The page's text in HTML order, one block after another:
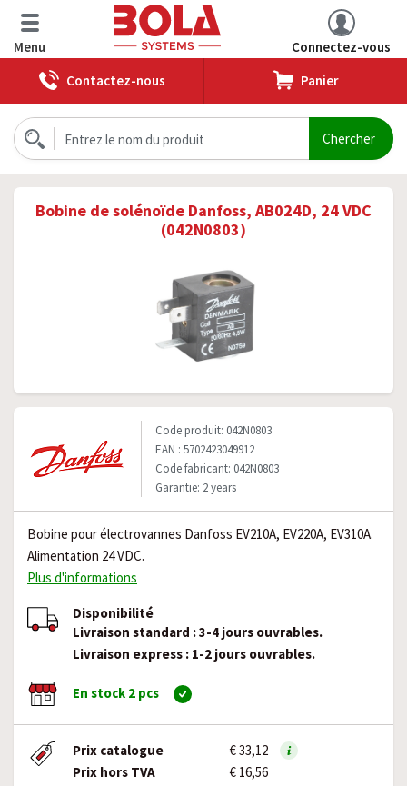
Menu
Connectez-vous
Contactez-nous
Panier
Bobine de solénoïde Danfoss, AB024D, 24 VDC
(042N0803)
Code produit: 042N0803
EAN : 5702423049912
Code fabricant: 042N0803
Garantie: 2 years
Bobine pour électrovannes Danfoss EV210A, EV220A, EV310A.
Alimentation 24 VDC.
Plus d'informations
Disponibilité
Livraison standard : 3-4 jours ouvrables.
Livraison express : 1-2 jours ouvrables.
En stock 2 pcs
Prix catalogue
€ 33,12
Prix hors TVA
€ 16,56